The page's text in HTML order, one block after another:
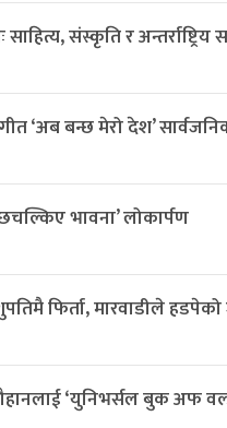
संस्कृति र अन्तर्राष्ट्रिय
‘अब बन्छ मेरो देश’
भावना’ लोकार्पण
फिर्ता, मारवाडीले
‘युनिभर्सल बुक अफ